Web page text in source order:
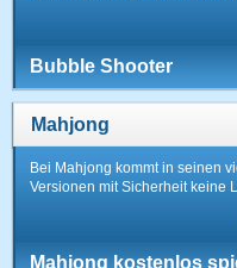
Bubble Shooter
Mahjong
Bei Mahjong kommt in seinen
Versionen mit Sicherheit keine
Mahjong kostenlos